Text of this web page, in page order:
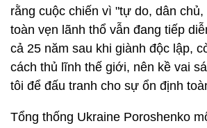
rằng cuộc chiến vì "tự do, dân
toàn vẹn lãnh thổ vẫn đang tiếp
cả 25 năm sau khi giành độc lập,
cách thủ lĩnh thế giới, nên kề vai
tôi để đấu tranh cho sự ổn định
Tổng thống Ukraine Poroshenko